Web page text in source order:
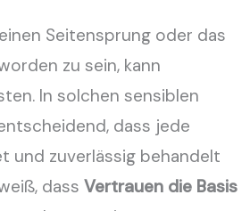
Seitensprung oder das
zu sein, kann
In solchen sensiblen
dass jede
und zuverlässig behandelt
dassVertrauen die Basis